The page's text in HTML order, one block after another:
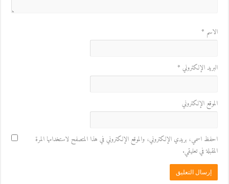
الاسم *
البريد الإلكتروني *
الموقع الإلكتروني
احفظ اسمي، بريدي الإلكتروني، والموقع الإلكتروني في هذا المتصفح لاستخدامها المرة
المقبلة في تعليقي.